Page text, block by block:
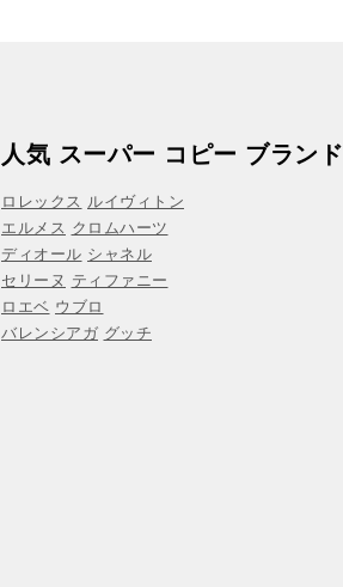
人気 スーパー コピー ブランド
ロレックス ルイヴィトン
エルメス クロムハーツ
ディオール シャネル
セリーヌ ティファニー
ロエベ ウブロ
バレンシアガ グッチ